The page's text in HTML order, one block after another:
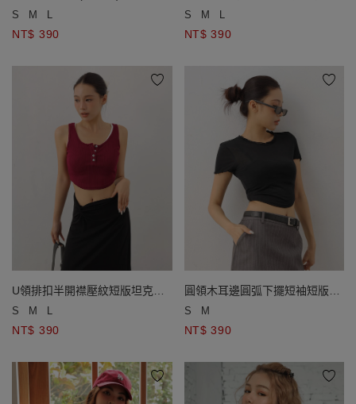
S M L
NT$ 390
心
S M L
NT$ 390
U領排扣半開襟壓紋短版坦克背
心
S M L
NT$ 390
圓領木耳邊圓弧下擺短袖短版上
衣
S M
NT$ 390